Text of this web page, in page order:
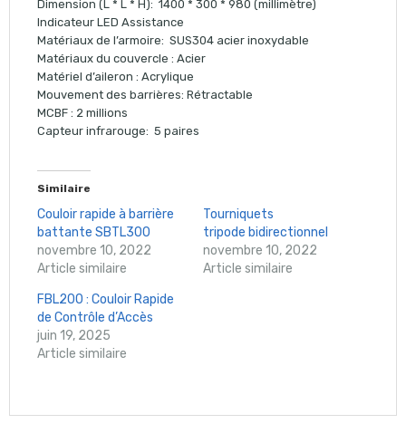
Dimension (L * L * H): 1400 * 300 * 980 (millimètre)
Indicateur LED Assistance
Matériaux de l’armoire: SUS304 acier inoxydable
Matériaux du couvercle : Acier
Matériel d’aileron : Acrylique
Mouvement des barrières: Rétractable
MCBF : 2 millions
Capteur infrarouge: 5 paires
Similaire
Couloir rapide à barrière
battante SBTL300
novembre 10, 2022
Article similaire
Tourniquets
tripode bidirectionnel
novembre 10, 2022
Article similaire
FBL200 : Couloir Rapide
de Contrôle d’Accès
juin 19, 2025
Article similaire